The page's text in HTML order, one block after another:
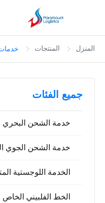
المنزل المنتجات
جميع الفئات
خدمة الشحن البحري
خدمة الشحن الجوي
الخدمة اللوجستية
الخط الفلبيني الخاص